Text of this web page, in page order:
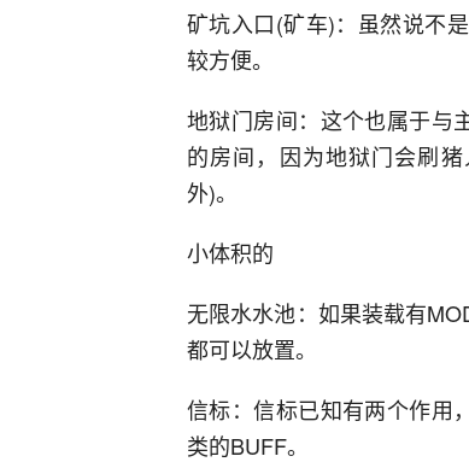
矿坑入口(矿车)：虽然说不
较方便。
地狱门房间：这个也属于与
的房间，因为地狱门会刷
外)。
小体积的
无限水水池：如果装载有
都可以放置。
信标：信标已知有两个作用
类的BUFF。